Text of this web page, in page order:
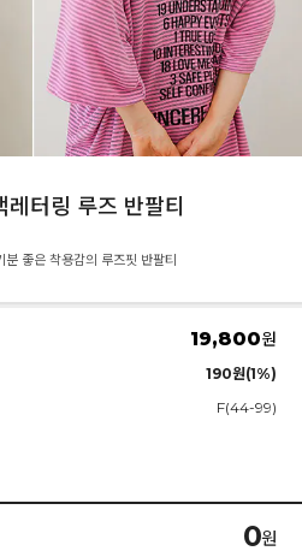
터링 루즈 반팔티
좋은 착용감의 루즈핏 반팔티
19,800원
190원(1%)
F(44-99)
0원